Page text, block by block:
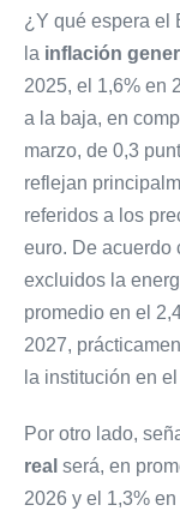
¿Y qué espera el
la inflación
2025, el 1,6% en
a la baja, en
marzo, de 0,3
reflejan
referidos a los
euro. De acuerdo
excluidos la
promedio en el
2027,
la institución en
Por otro lado,
real será, en
2026 y el 1,3%